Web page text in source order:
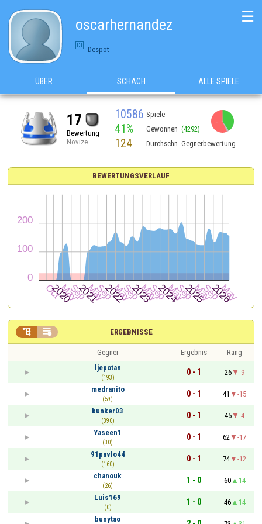
oscarhernandez
Despot
☰
ÜBER SCHACH ALLE SPIELE
17
Bewertung
Novize
10586 Spiele
41% Gewonnen (4292)
124 Durchschn. Gegnerbewertung
BEWERTUNGSVERLAUF
ERGEBNISSE
 
Gegner Ergebnis
Rang
ljepotan
(193)
0 - 1 26
-9
medranito
(59)
0 - 1 41
-15
bunker03
(390)
0 - 1 45
-4
Yaseen1
(30)
0 - 1 62
-17
91pavlo44
(160)
0 - 1 74
-12
chanouk
(26)
1 - 0 60
14
Luis169
(0)
1 - 0 46
14
bunytao